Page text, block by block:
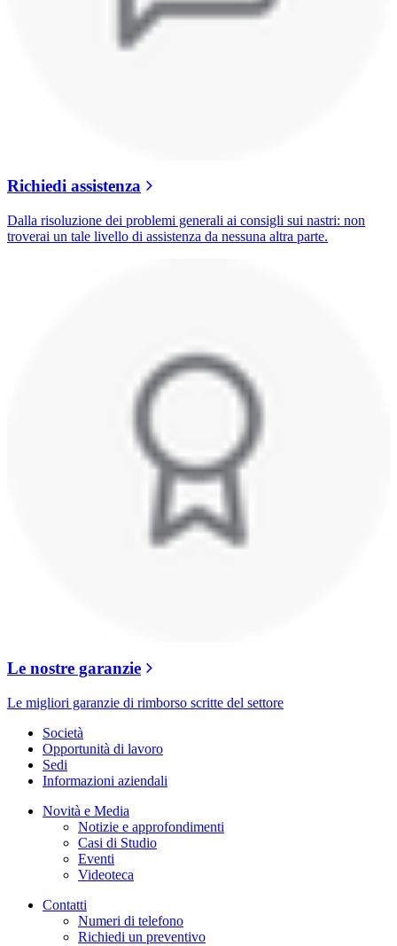
Richiedi assistenza
Dalla risoluzione dei problemi generali ai consigli sui nastri: non
troverai un tale livello di assistenza da nessuna altra parte.
Le nostre garanzie
Le migliori garanzie di rimborso scritte del settore
Società
Opportunità di lavoro
Sedi
Informazioni aziendali
Novità e Media
Notizie e approfondimenti
Casi di Studio
Eventi
Videoteca
Contatti
Numeri di telefono
Richiedi un preventivo